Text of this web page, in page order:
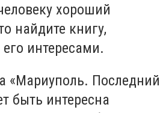
хороший
найдите книгу,
интересами.
«Мариуполь. Последний
быть интересна